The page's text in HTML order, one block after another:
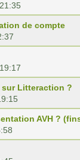
de compte
sur Litteraction ?
AVH ?